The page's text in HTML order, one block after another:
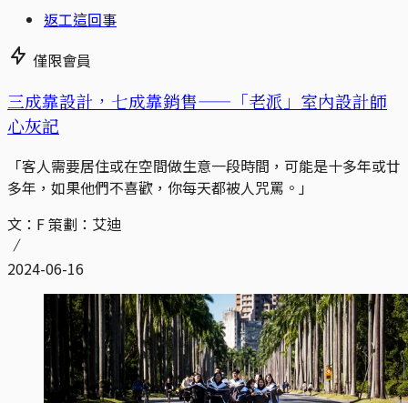
返工這回事
僅限會員
三成靠設計，七成靠銷售——「老派」室內設計師
心灰記
「客人需要居住或在空間做生意一段時間，可能是十多年或廿
多年，如果他們不喜歡，你每天都被人咒罵。」
文：F 策劃：艾迪
2024-06-16